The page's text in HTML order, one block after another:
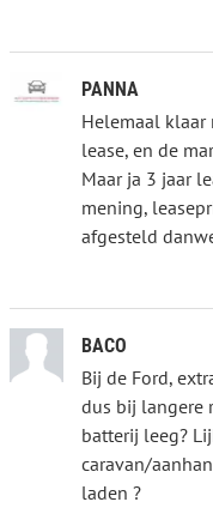
PANNA
Helemaal
lease, en de
Maar ja 3 jaar
mening,
afgesteld
BACO
Bij de Ford,
dus bij langere
batterij leeg?
caravan/
laden ?